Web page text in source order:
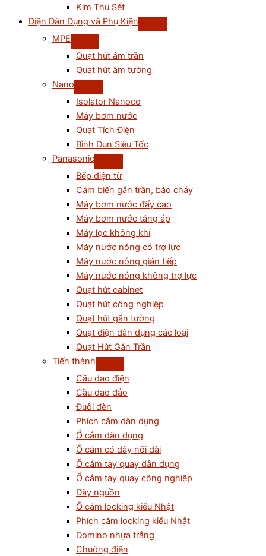
Kim Thu Sét
Điện Dân Dụng và Phụ Kiện
MPE
Quạt hút âm trần
Quạt hút âm tường
Nano
Isolator Nanoco
Máy bơm nước
Quạt Tích Điện
Bình Đun Siêu Tốc
Panasonic
Bếp điện từ
Cám biến gắn trần, báo cháy
Máy bơm nước đẩy cao
Máy bơm nước tăng áp
Máy lọc không khí
Máy nước nóng có trợ lực
Máy nước nóng gián tiếp
Máy nước nóng không trợ lực
Quạt hút cabinet
Quạt hút công nghiệp
Quạt hút gắn tường
Quạt điện dân dụng các loại
Quạt Hút Gắn Trần
Tiến thành
Cầu dao điện
Cầu dao đảo
Đuôi đèn
Phích cắm dân dụng
Ổ cắm dân dụng
Ổ cắm có dây nối dài
Ổ cắm tay quay dân dụng
Ổ cắm tay quay công nghiệp
Dây nguồn
Ổ cắm locking kiểu Nhật
Phích cắm locking kiểu Nhật
Domino nhựa trắng
Chuông điện